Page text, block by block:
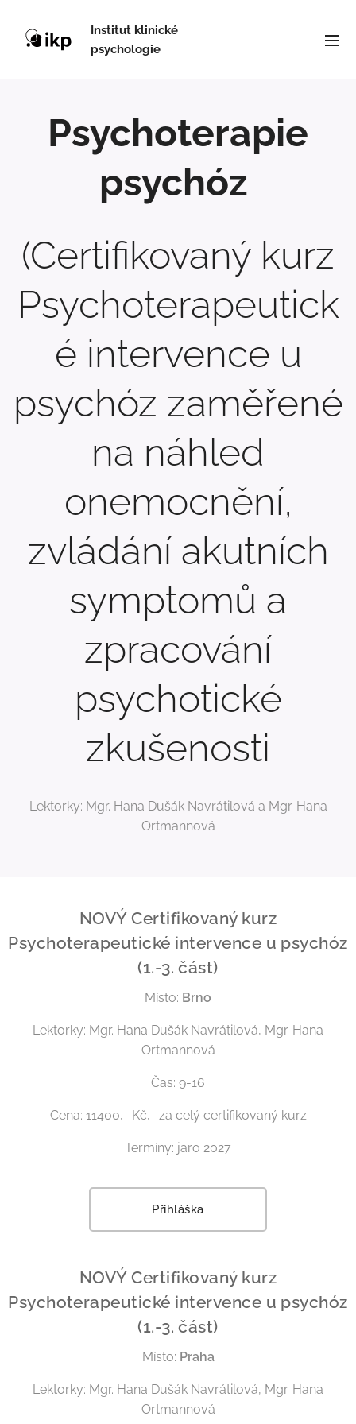
Institut klinické
psychologie
Psychoterapie
psychóz
(Certifikovaný kurz
Psychoterapeutick
é intervence u
psychóz zaměřené
na náhled
onemocnění,
zvládání akutních
symptomů a
zpracování
psychotické
zkušenosti
Lektorky: Mgr. Hana Dušák Navrátilová a Mgr. Hana
Ortmannová
NOVÝ Certifikovaný kurz
Psychoterapeutické intervence u psychóz
(1.-3. část)
Místo: Brno
Lektorky: Mgr. Hana Dušák Navrátilová, Mgr. Hana
Ortmannová
Čas: 9-16
Cena: 11400,- Kč,- za celý certifikovaný kurz
Termíny: jaro 2027
Přihláška
NOVÝ Certifikovaný kurz
Psychoterapeutické intervence u psychóz
(1.-3. část)
Místo: Praha
Lektorky: Mgr. Hana Dušák Navrátilová, Mgr. Hana
Ortmannová